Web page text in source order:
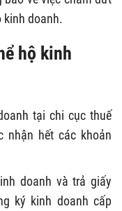
kinh doanh.
hộ kinh
tại chi cục thuế
nhận hết các khoản
doanh và trả giấy
ký kinh doanh cấp